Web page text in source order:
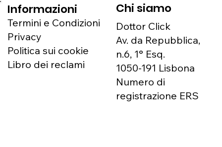
Informazioni
Termini e Condizioni
Privacy
Politica sui cookie
Libro dei reclami
Chi siamo
Dottor Click
Av. da Repubblica,
n.6, 1° Esq.
1050-191 Lisbona
Numero di
registrazione ERS